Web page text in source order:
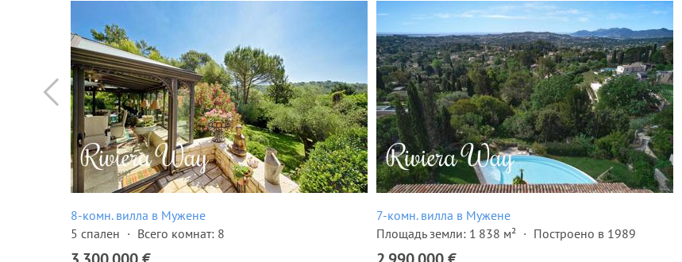
8-комн. вилла в Мужене
5 спален
Всего комнат: 8
7-комн. вилла в Мужене
Площадь земли: 1 838 м²
Построено в 1989